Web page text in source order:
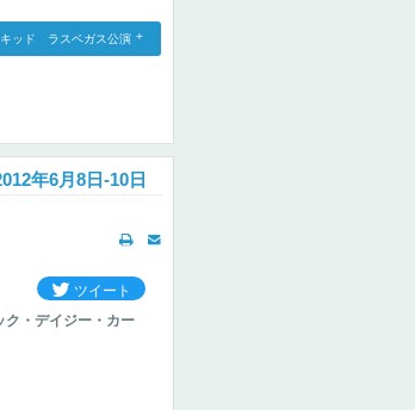
ッド ラスベガス公演
年6月8日-10日
・デイジー・カー
ツイート